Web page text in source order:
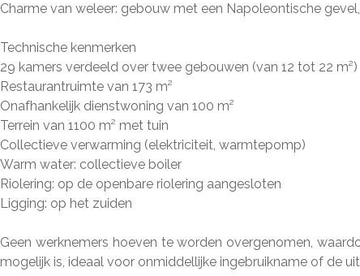
Charme van weleer: gebouw met een Napoleontische
Technische kenmerken
29 kamers verdeeld over twee gebouwen (van 12 tot 22 m²)
Restaurantruimte van 173 m²
Onafhankelijk dienstwoning van 100 m²
Terrein van 1100 m² met tuin
Collectieve verwarming (elektriciteit, warmtepomp)
Warm water: collectieve boiler
Riolering: op de openbare riolering aangesloten
Ligging: op het zuiden
Geen werknemers hoeven te worden overgenomen,
mogelijk is, ideaal voor onmiddellijke ingebruikname of de